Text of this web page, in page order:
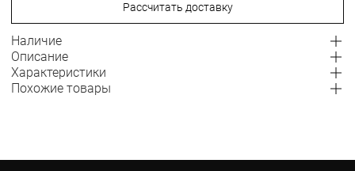
Рассчитать доставку
Наличие
Описание
Характеристики
Похожие товары